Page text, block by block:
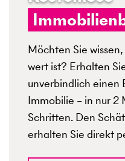
Möchten Sie
wert ist? Erhalten
unverbindlich einen
Immobilie – in nur
Schritten. Den
erhalten Sie direkt